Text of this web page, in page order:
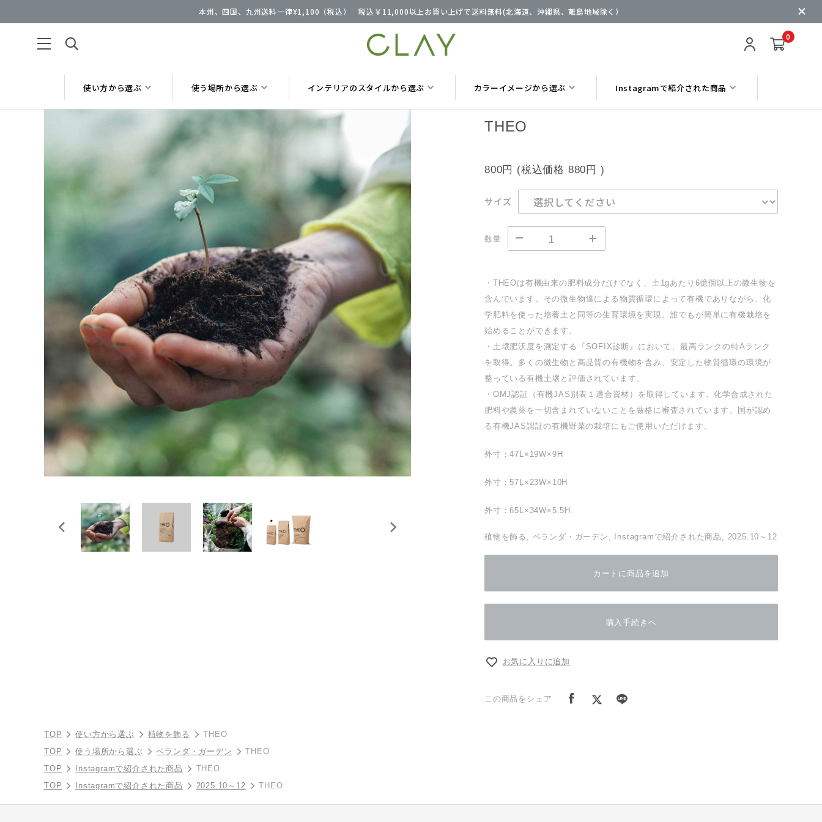
本州、四国、九州送料一律¥1,100（税込） 税込￥11,000以上お買い上げで送料無料(北海道、沖縄県、離島地域除く）
0
使い方から選ぶ 使う場所から選ぶ インテリアのスタイルから選ぶ カラーイメージから選ぶ Instagramで紹介された商品
THEO
800円 (税込価格 880円 )
サイズ
数量
・THEOは有機由来の肥料成分だけでなく、土1gあたり6億個以上の微生物を
含んでいます。その微生物達による物質循環によって有機でありながら、化
学肥料を使った培養土と同等の生育環境を実現。誰でもが簡単に有機栽培を
始めることができます。
・土壌肥沃度を測定する『SOFIX診断』において、最高ランクの特Aランク
を取得。多くの微生物と高品質の有機物を含み、安定した物質循環の環境が
整っている有機土壌と評価されています。
・OMJ認証（有機JAS別表１適合資材）を取得しています。化学合成された
肥料や農薬を一切含まれていないことを厳格に審査されています。国が認め
る有機JAS認証の有機野菜の栽培にもご使用いただけます。
外寸：47L×19W×9H
外寸：57L×23W×10H
外寸：65L×34W×5.5H
植物を飾る, ベランダ・ガーデン, Instagramで紹介された商品, 2025.10～12
カートに商品を追加
購入手続きへ
お気に入りに追加
この商品をシェア
TOP 使い方から選ぶ 植物を飾る
THEO
TOP
使う場所から選ぶ ベランダ・ガーデン
THEO
TOP
Instagramで紹介された商品
THEO
TOP
Instagramで紹介された商品 2025.10～12 THEO